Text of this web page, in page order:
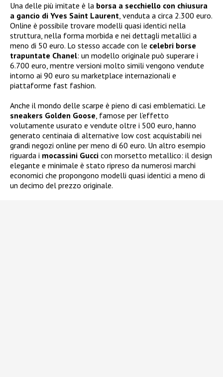
Una delle più imitate è la borsa a secchiello con chiusura
a gancio di Yves Saint Laurent, venduta a circa 2.300 euro.
Online è possibile trovare modelli quasi identici nella
struttura, nella forma morbida e nei dettagli metallici a
meno di 50 euro. Lo stesso accade con le celebri borse
trapuntate Chanel: un modello originale può superare i
6.700 euro, mentre versioni molto simili vengono vendute
intorno ai 90 euro su marketplace internazionali e
piattaforme fast fashion.
Anche il mondo delle scarpe è pieno di casi emblematici. Le
sneakers Golden Goose, famose per l’effetto
volutamente usurato e vendute oltre i 500 euro, hanno
generato centinaia di alternative low cost acquistabili nei
grandi negozi online per meno di 60 euro. Un altro esempio
riguarda i mocassini Gucci con morsetto metallico: il design
elegante e minimale è stato ripreso da numerosi marchi
economici che propongono modelli quasi identici a meno di
un decimo del prezzo originale.